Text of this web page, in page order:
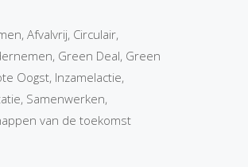
, Afvalvrij, Circulair,
, Green Deal, Green
Oogst, Inzamelactie,
, Samenwerken,
van de toekomst